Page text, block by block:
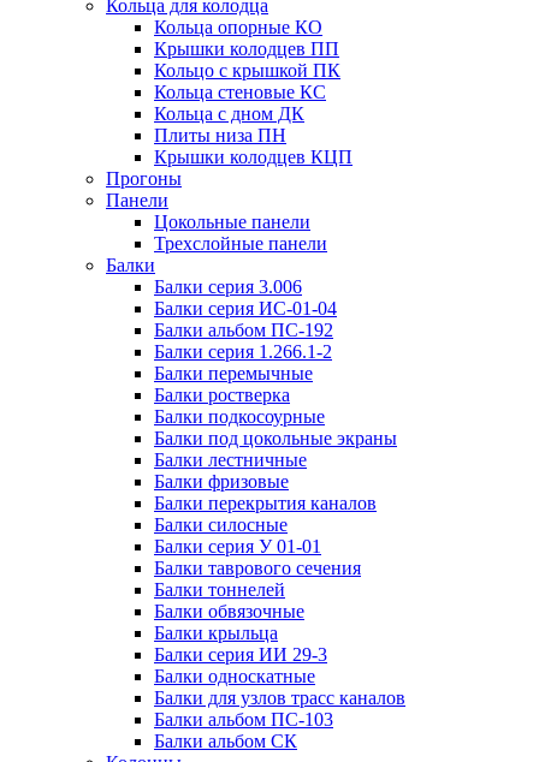
Кольца для колодца
Кольца опорные КО
Крышки колодцев ПП
Кольцо с крышкой ПК
Кольца стеновые КС
Кольца с дном ДК
Плиты низа ПН
Крышки колодцев КЦП
Прогоны
Панели
Цокольные панели
Трехслойные панели
Балки
Балки серия 3.006
Балки серия ИС-01-04
Балки альбом ПС-192
Балки серия 1.266.1-2
Балки перемычные
Балки ростверка
Балки подкосоурные
Балки под цокольные экраны
Балки лестничные
Балки фризовые
Балки перекрытия каналов
Балки силосные
Балки серия У 01-01
Балки таврового сечения
Балки тоннелей
Балки обвязочные
Балки крыльца
Балки серия ИИ 29-3
Балки односкатные
Балки для узлов трасс каналов
Балки альбом ПС-103
Балки альбом СК